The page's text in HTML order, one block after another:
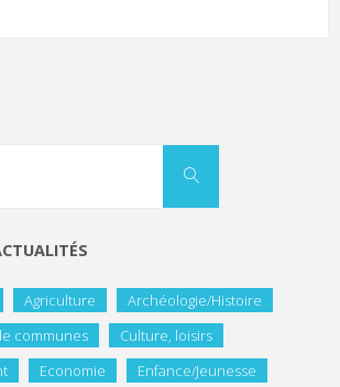
Agriculture
Archéologie/Histoire
communes
Culture, loisirs
Economie
Enfance/Jeunesse